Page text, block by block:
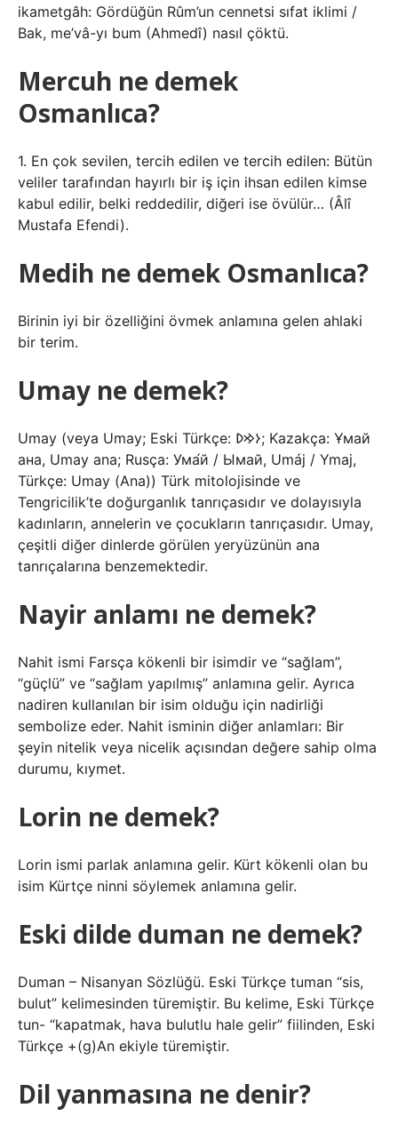
ikametgâh: Gördüğün Rûm’un cennetsi sıfat iklimi /
Bak, me’vâ-yı bum (Ahmedî) nasıl çöktü.
Mercuh ne demek
Osmanlıca?
1. En çok sevilen, tercih edilen ve tercih edilen: Bütün
veliler tarafından hayırlı bir iş için ihsan edilen kimse
kabul edilir, belki reddedilir, diğeri ise övülür… (Âlî
Mustafa Efendi).
Medih ne demek Osmanlıca?
Birinin iyi bir özelliğini övmek anlamına gelen ahlaki
bir terim.
Umay ne demek?
Umay (veya Umay; Eski Türkçe: 𐰆𐰢𐰖; Kazakça: Ұмай
aна, Umay ana; Rusça: Ума́й / Ымай, Umáj / Ymaj,
Türkçe: Umay (Ana)) Türk mitolojisinde ve
Tengricilik’te doğurganlık tanrıçasıdır ve dolayısıyla
kadınların, annelerin ve çocukların tanrıçasıdır. Umay,
çeşitli diğer dinlerde görülen yeryüzünün ana
tanrıçalarına benzemektedir.
Nayir anlamı ne demek?
Nahit ismi Farsça kökenli bir isimdir ve “sağlam”,
“güçlü” ve “sağlam yapılmış” anlamına gelir. Ayrıca
nadiren kullanılan bir isim olduğu için nadirliği
sembolize eder. Nahit isminin diğer anlamları: Bir
şeyin nitelik veya nicelik açısından değere sahip olma
durumu, kıymet.
Lorin ne demek?
Lorin ismi parlak anlamına gelir. Kürt kökenli olan bu
isim Kürtçe ninni söylemek anlamına gelir.
Eski dilde duman ne demek?
Duman – Nisanyan Sözlüğü. Eski Türkçe tuman “sis,
bulut” kelimesinden türemiştir. Bu kelime, Eski Türkçe
tun- “kapatmak, hava bulutlu hale gelir” fiilinden, Eski
Türkçe +(g)An ekiyle türemiştir.
Dil yanmasına ne denir?